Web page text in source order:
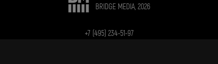
BRIDGE MEDIA, 2026
+7 (495) 234-51-97